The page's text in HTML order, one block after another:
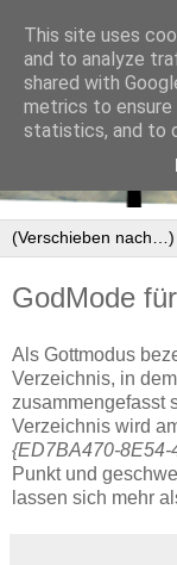
GodMode
Als Gottmodus
Verzeichnis, in
zusammengefasst
Verzeichnis wird
{ED7BA470-
Punkt und
lassen sich mehr
This site uses
and to analyze
shared with
metrics to ensure
statistics, and to